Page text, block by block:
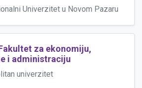
Univerzitet u Novom Pazaru
za ekonomiju,
i administraciju
univerzitet